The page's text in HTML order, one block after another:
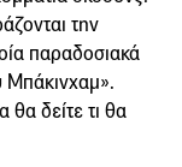
την
παραδοσιακά
Μπάκινχαμ».
θα δείτε τι θα